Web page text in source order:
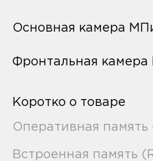
Основная камера
Фронтальная камера
Коротко о товаре
Оперативная память
Встроенная память